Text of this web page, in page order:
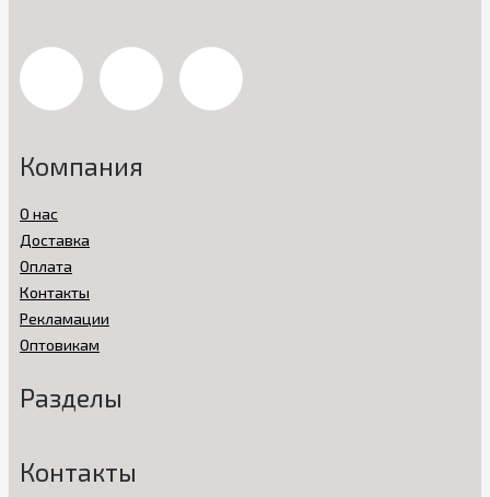
Компания
О нас
Доставка
Оплата
Контакты
Рекламации
Оптовикам
Разделы
Контакты